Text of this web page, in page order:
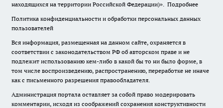
находящихся на территории Российской Федерации)». Подробнее
Политика конфиденциальности и обработки персональных данных
пользователей
Вся информация, размещенная на данном сайте, охраняется в
соответствии с законодательством РФ об авторском праве и не
подлежит использованию кем-либо в какой бы то ни было форме, в
том числе воспроизведению, распространению, переработке не иначе
как с письменного разрешения правообладателя.
Администрация портала оставляет за собой право модерировать
комментарии, исходя из соображений сохранения конструктивности